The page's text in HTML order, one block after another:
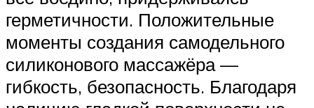
герметичности. Положительные
моменты создания самодельного
силиконового массажёра —
гибкость, безопасность. Благодаря